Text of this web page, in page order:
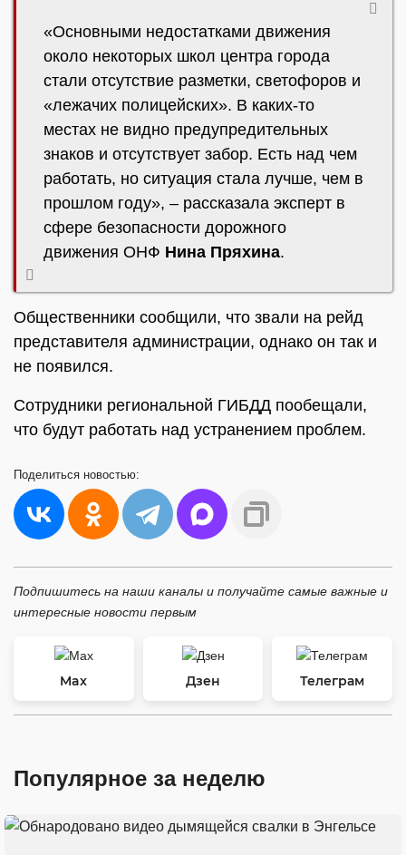
«Основными недостатками движения
около некоторых школ центра города
стали отсутствие разметки, светофоров и
«лежачих полицейских». В каких-то
местах не видно предупредительных
знаков и отсутствует забор. Есть над чем
работать, но ситуация стала лучше, чем в
прошлом году», – рассказала эксперт в
сфере безопасности дорожного
движения ОНФ Нина Пряхина.
Общественники сообщили, что звали на рейд
представителя администрации, однако он так и
не появился.
Сотрудники региональной ГИБДД пообещали,
что будут работать над устранением проблем.
Поделиться новостью:
Подпишитесь на наши каналы и получайте самые важные и
интересные новости первым
Max Дзен Телеграм
Популярное за неделю